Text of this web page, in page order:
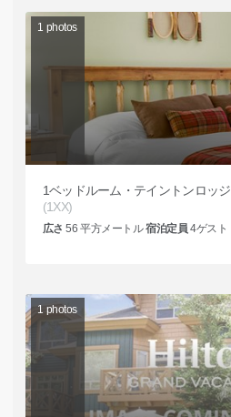
1 photos
1ベッドルーム・テイントンロッジ
(1XX)
広さ 56 平方メートル宿泊定員 4ゲスト
1 photos